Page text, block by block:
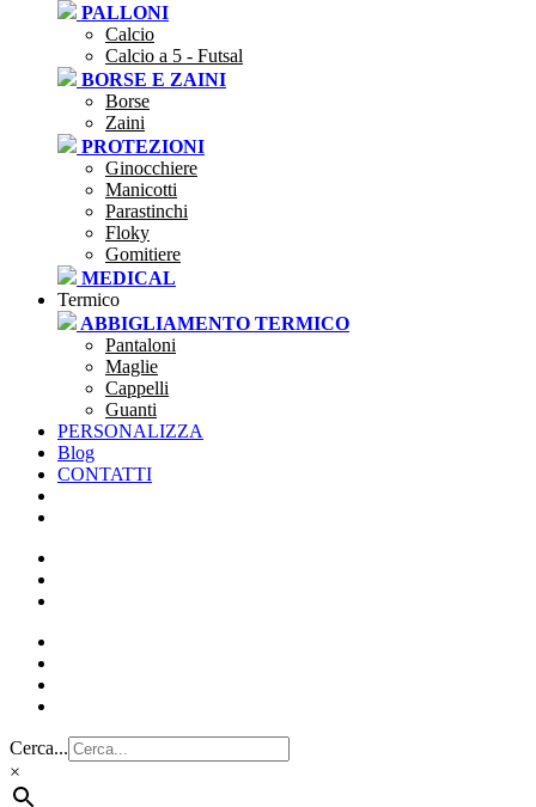
PALLONI
Calcio
Calcio a 5 - Futsal
BORSE E ZAINI
Borse
Zaini
PROTEZIONI
Ginocchiere
Manicotti
Parastinchi
Floky
Gomitiere
MEDICAL
Termico
ABBIGLIAMENTO TERMICO
Pantaloni
Maglie
Cappelli
Guanti
PERSONALIZZA
Blog
CONTATTI
Cerca...
×